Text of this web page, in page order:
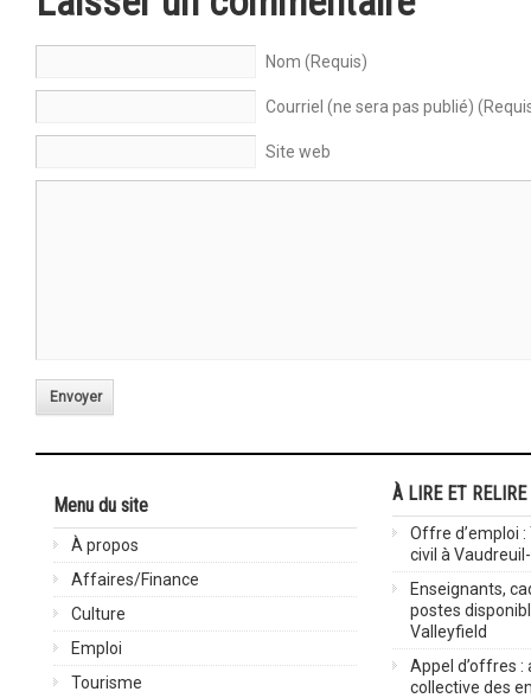
Nom (Requis)
Courriel (ne sera pas publié)
Site web
Envoyer
Menu du site
À propos
Affaires/Finance
Culture
Emploi
Tourisme
À LIRE ET RELIRE
Offre d’emploi
civil à
Enseignants,
postes
Valleyfield
Appel d’offres :
collective des